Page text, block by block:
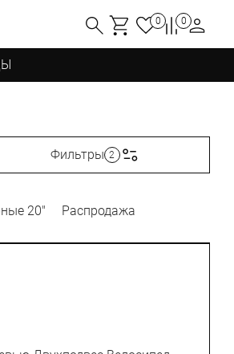
0 0
Фильтры 2
20" Распродажа